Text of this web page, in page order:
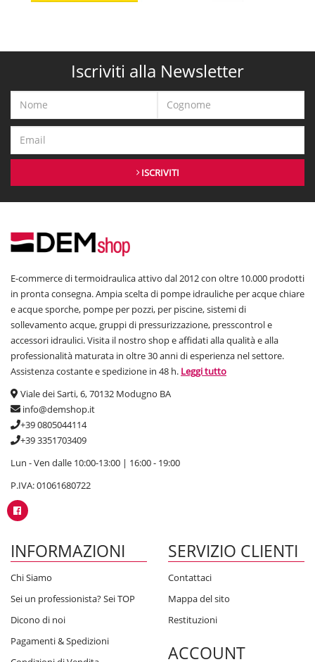
Iscriviti alla Newsletter
ISCRIVITI
E-commerce di termoidraulica attivo dal 2012 con oltre 10.000 prodotti
in pronta consegna. Ampia scelta di pompe idrauliche per acque chiare
e acque sporche, pompe per pozzi, per piscine, sistemi di
sollevamento acque, gruppi di pressurizzazione, presscontrol e
accessori idraulici. Visita il nostro shop e affidati alla qualità e alla
professionalità maturata in oltre 30 anni di esperienza nel settore.
Assistenza costante e spedizione in 48 h. Leggi tutto
Viale dei Sarti, 6, 70132 Modugno BA
info@demshop.it
+39 0805044114
+39 3351703409
Lun - Ven dalle 10:00-13:00 | 16:00 - 19:00
P.IVA: 01061680722
INFORMAZIONI
Chi Siamo
Sei un professionista? Sei TOP
Dicono di noi
Pagamenti & Spedizioni
SERVIZIO CLIENTI
Contattaci
Mappa del sito
Restituzioni
ACCOUNT